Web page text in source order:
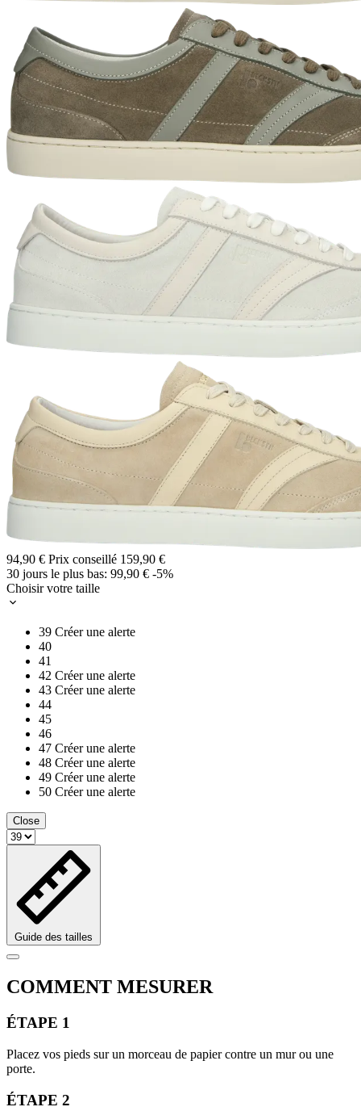
94,90 € Prix conseillé 159,90 €
30 jours le plus bas: 99,90 € -5%
Choisir votre taille
39 Créer une alerte
40
41
42 Créer une alerte
43 Créer une alerte
44
45
46
47 Créer une alerte
48 Créer une alerte
49 Créer une alerte
50 Créer une alerte
Close
Guide des tailles
COMMENT MESURER
ÉTAPE 1
Placez vos pieds sur un morceau de papier contre un mur ou une
porte.
ÉTAPE 2